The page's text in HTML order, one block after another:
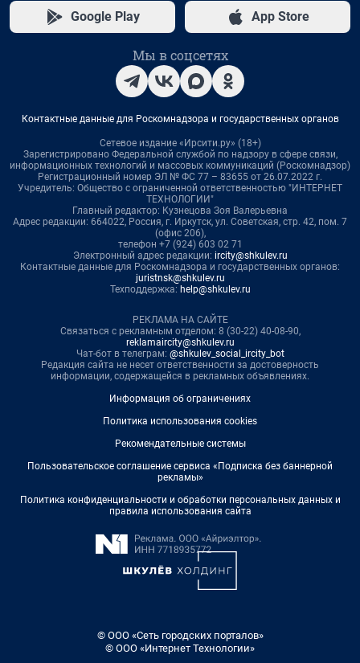
Google Play App Store
Мы в соцсетях
Контактные данные для Роскомнадзора и государственных органов
Сетевое издание «Ирсити.ру» (18+)
Зарегистрировано Федеральной службой по надзору в сфере связи,
информационных технологий и массовых коммуникаций (Роскомнадзор)
Регистрационный номер ЭЛ № ФС 77 – 83655 от 26.07.2022 г.
Учредитель: Общество с ограниченной ответственностью "ИНТЕРНЕТ
ТЕХНОЛОГИИ"
Главный редактор: Кузнецова Зоя Валерьевна
Адрес редакции: 664022, Россия, г. Иркутск, ул. Советская, стр. 42, пом. 7
(офис 206),
телефон +7 (924) 603 02 71
Электронный адрес редакции: ircity@shkulev.ru
Контактные данные для Роскомнадзора и государственных органов:
juristnsk@shkulev.ru
Техподдержка: help@shkulev.ru
РЕКЛАМА НА САЙТЕ
Связаться с рекламным отделом: 8 (30-22) 40-08-90,
reklamaircity@shkulev.ru
Чат-бот в телеграм: @shkulev_social_ircity_bot
Редакция сайта не несет ответственности за достоверность
информации, содержащейся в рекламных объявлениях.
Информация об ограничениях
Политика использования cookies
Рекомендательные системы
Пользовательское соглашение сервиса «Подписка без баннерной
рекламы»
Политика конфиденциальности и обработки персональных данных и
правила использования сайта
© ООО «Сеть городских порталов»
© ООО «Интернет Технологии»